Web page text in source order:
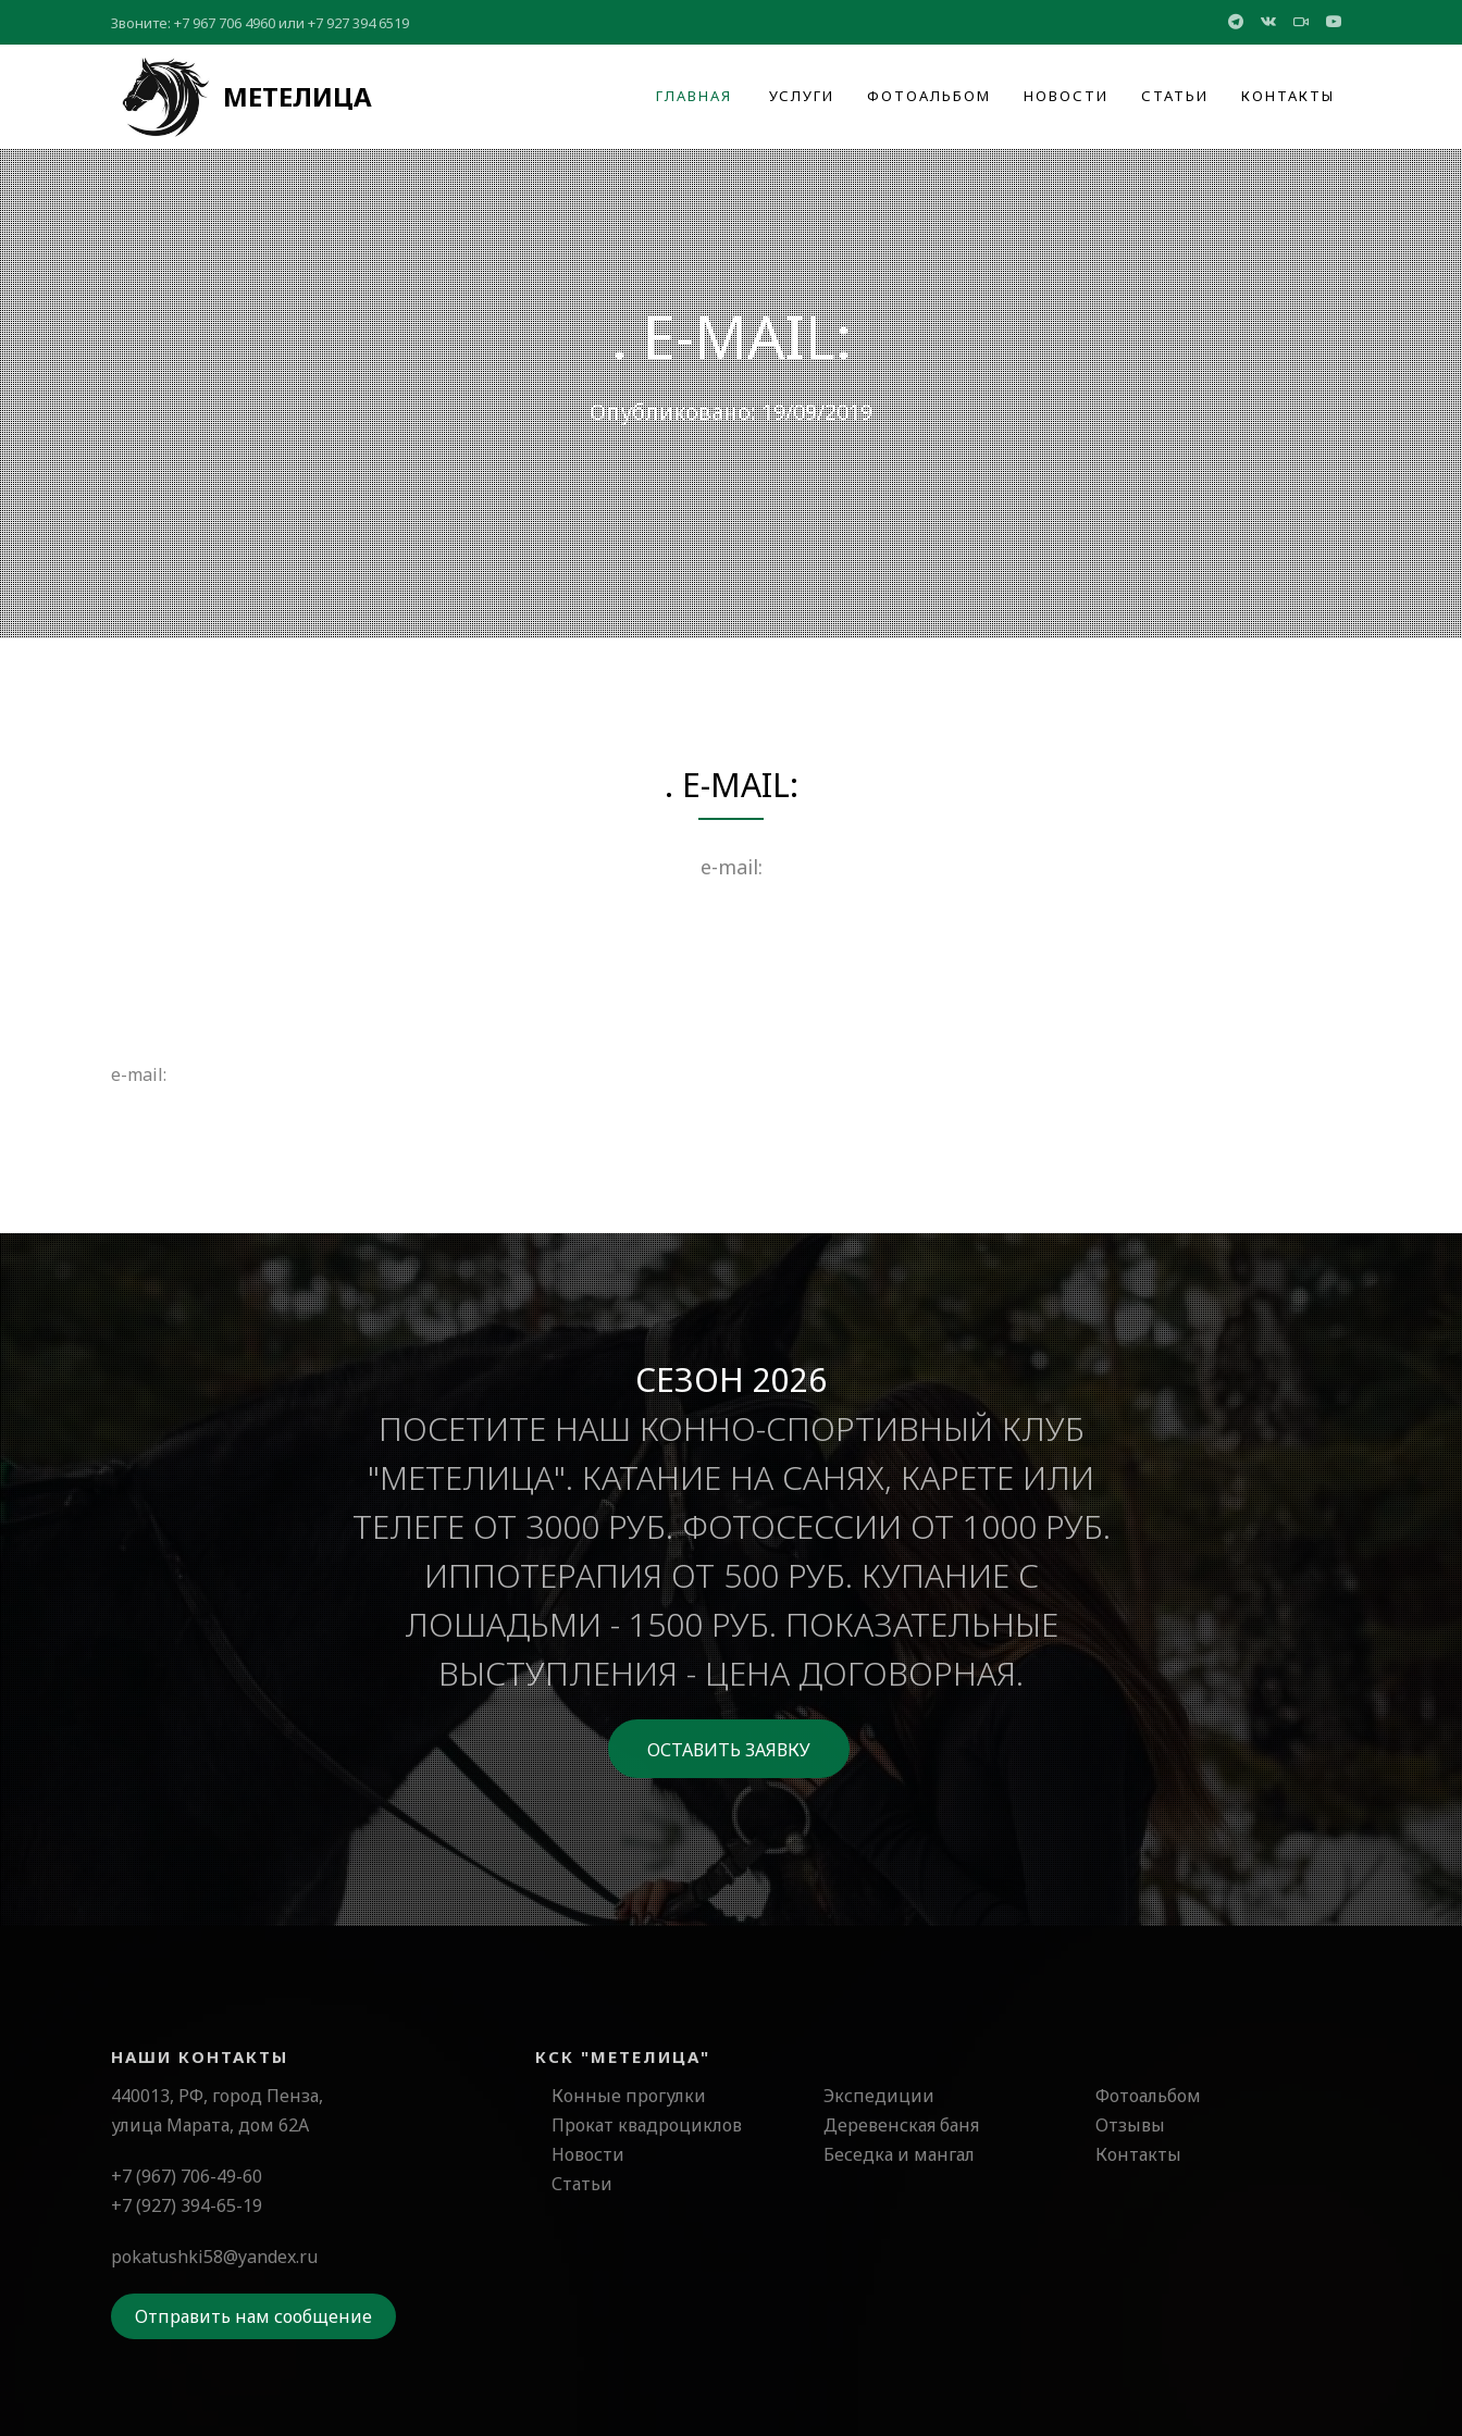
Звоните: +7 967 706 4960или +7 927 394 6519
МЕТЕЛИЦА ГЛАВНАЯ УСЛУГИ ФОТОАЛЬБОМ НОВОСТИ СТАТЬИ КОНТАКТЫ
. E-MAIL:
Опубликовано: 19/09/2019
. E-MAIL:
e-mail:
e-mail:
СЕЗОН 2026
ПОСЕТИТЕ НАШ КОННО-СПОРТИВНЫЙ КЛУБ
"МЕТЕЛИЦА". КАТАНИЕ НА САНЯХ, КАРЕТЕ ИЛИ
ТЕЛЕГЕ ОТ 3000 РУБ. ФОТОСЕССИИ ОТ 1000 РУБ.
ИППОТЕРАПИЯ ОТ 500 РУБ. КУПАНИЕ С
ЛОШАДЬМИ - 1500 РУБ. ПОКАЗАТЕЛЬНЫЕ
ВЫСТУПЛЕНИЯ - ЦЕНА ДОГОВОРНАЯ.
ОСТАВИТЬ ЗАЯВКУ
НАШИ КОНТАКТЫ
440013, РФ, город Пенза,
улица Марата, дом 62А
+7 (967) 706-49-60
+7 (927) 394-65-19
pokatushki58@yandex.ru
Отправить нам сообщение
КСК "МЕТЕЛИЦА"
Конные прогулки
Прокат квадроциклов
Новости
Статьи
Экспедиции
Деревенская баня
Беседка и мангал
Фотоальбом
Отзывы
Контакты